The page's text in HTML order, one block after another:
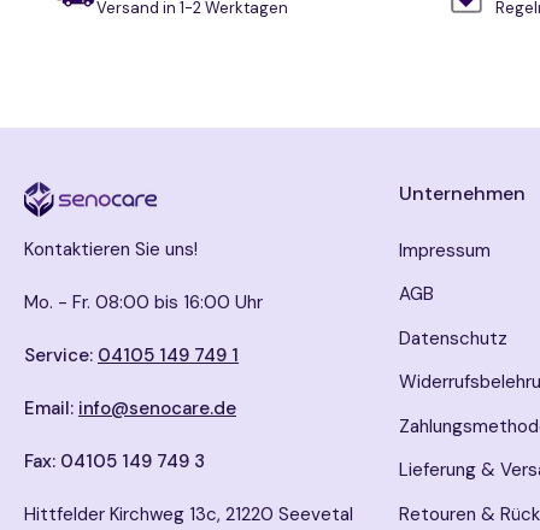
Versand in 1-2 Werktagen
Kontaktieren Sie uns!
Mo. - Fr. 08:00 bis 16:00 Uhr
Service: 04105 149 749 1
Email: info@senocare.de
Fax: 04105 149 749 3
Hittfelder Kirchweg 13c, 21220 Seevetal
Unternehmen
Impressum
AGB
Datenschutz
Lieferung &
Retouren &